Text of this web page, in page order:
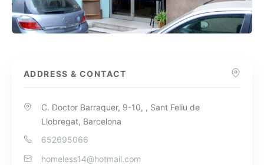
ADDRESS & CONTACT
C. Doctor Barraquer, 9-10, , Sant Feliu de
Llobregat, Barcelona
652695066
homeless14@hotmail.com